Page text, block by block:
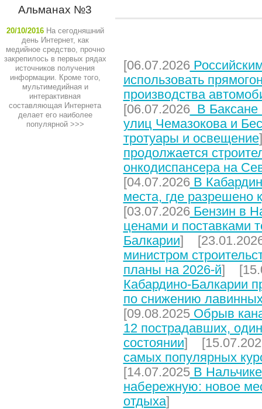
Альманах №3
20/10/2016 На сегодняшний
день Интернет, как
медийное средство, прочно
закрепилось в первых рядах
источников получения
информации. Кроме того,
мультимедийная и
интерактивная
составляющая Интернета
делает его наиболее
популярной>>>
[06.07.2026
использовать
производства
[06.07.2026В Баксане
улиц Чемазокова и
тротуары и освещение
продолжается
онкодиспансера на
[04.07.2026В
места, где разрешено
[03.07.2026Бензин в
ценами и поставками
Балкарии]
министром
планы на 2026-й]
Кабардино-Балкарии
по снижению
[09.08.2025Обрыв
12 пострадавших,
состоянии]
самых популярных
[14.07.2025В
набережную: новое
отдыха]